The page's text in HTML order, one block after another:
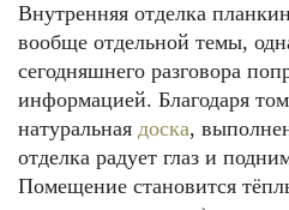
Внутренняя отделка
вообще отдельной темы,
сегодняшнего разговора
информацией. Благодаря
натуральная доска,
отделка радует глаз и
Помещение становится